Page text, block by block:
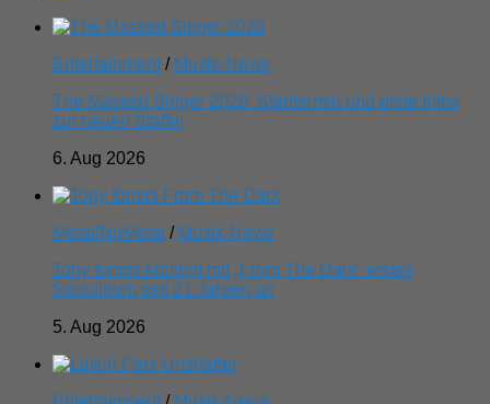
Entertainment / Musik-News
The Masked Singer 2026: Starttermin und erste Infos
zur neuen Staffel
6. Aug 2026
Metal/NuMetal / Musik-News
Tony Iommi kündigt mit „From The Dark“ erstes
Soloalbum seit 21 Jahren an
5. Aug 2026